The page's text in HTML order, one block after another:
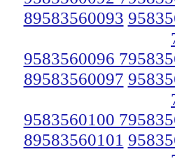
89583560093
9583560096
89583560097
9583560100
89583560101